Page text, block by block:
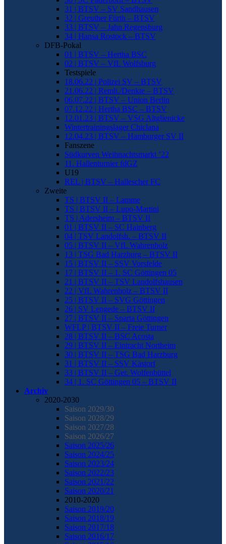
31 | BTSV – SV Sandhausen
32 | Greuther Fürth – BTSV
33 | BTSV – Jahn Regensburg
34 | Hansa Rostock – BTSV
DFB-Pokal
01 | BTSV – Hertha BSC
02 | BTSV – VfL Wolfsburg
Testspiele
18.06.22 | Polizei SV – BTSV
21.06.22 | Remli./Denkte – BTSV
06.07.22 | BTSV – Union Berlin
07.12.22 | Hertha BSC – BTSV
12.01.23 | BTSV – VSG Altglienicke
Wintertrainingslager Chiclana
12.04.23 | BTSV – Hamburger SV II
Fanszene
Südkurven Weihnachtsmarkt ’22
11. Hallenturnier fdGZ
U19
REL | BTSV – Hallescher FC
Zweite
TS | BTSV II – Lamme
TS | BTSV II – Lupo-Martini
TS | Adersheim – BTSV II
01 | BTSV II – SC Hainberg
04 | TSV Landolfsh. – BTSV II
05 | BTSV II – VfL Wahrenholz
13 | TSG Bad Harzburg – BTSV II
15 | BTSV II – SSV Vorsfelde
17 | BTSV II – 1. SC Göttingen 05
21 | BTSV II – TSV Landolfshausen
22 | VfL Wahrenholz – BTSV II
25 | BTSV II – SVG Göttingen
26 | SV Lengede – BTSV II
27 | BTSV II – Sparta Göttingen
WFLP | BTSV II – Freie Turner
28 | BTSV II – BSC Acosta
29 | BTSV II – Eintracht Northeim
30 | BTSV II – TSG Bad Harzburg
31 | BTSV II – SSV Kästorf
33 | BTSV II – Ger. Wolfenbüttel
34 | 1. SC Göttingen 05 – BTSV II
Archiv
2020-2030
Saison 2029/30
Saison 2028/29
Saison 2027/28
Saison 2026/27
Saison 2025/26
Saison 2024/25
Saison 2023/24
Saison 2022/23
Saison 2021/22
Saison 2020/21
2010-2020
Saison 2019/20
Saison 2018/19
Saison 2017/18
Saison 2016/17